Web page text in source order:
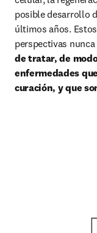
posible desarrollo
últimos años.
perspectivas
de tratar, de
enfermedades
curación, y que